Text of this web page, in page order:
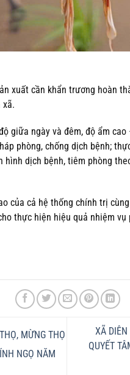
xuất cần khẩn trương hoàn
xã.
giữa ngày và đêm, độ ẩm
phòng, chống dịch bệnh;
dịch bệnh, tiêm phòng
của cả hệ thống chính trị
thực hiện hiệu quả nhiệm
MỪNG THỌ
NGỌ NĂM
XÃ
QUYẾT